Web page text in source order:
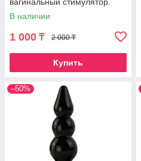
вагинальный стимулятор.
В наличии
1 000 ₸ 2 000 ₸
Купить
–50%